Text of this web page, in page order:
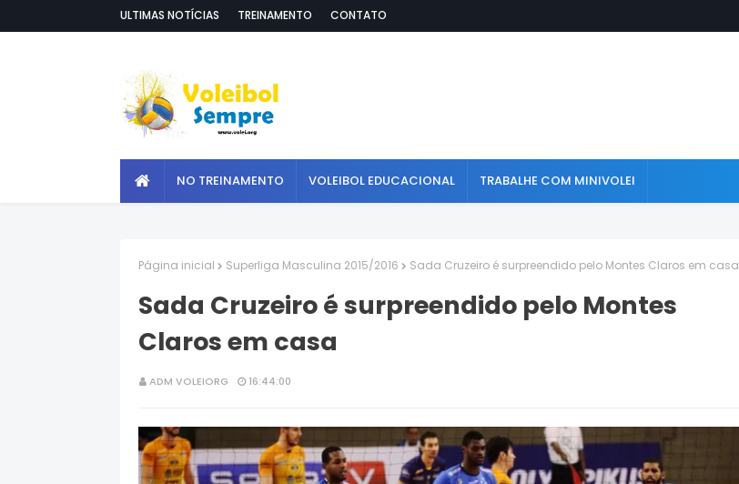
ULTIMAS NOTÍCIAS TREINAMENTO CONTATO
NO TREINAMENTO VOLEIBOL EDUCACIONAL TRABALHE COM MINIVOLEI
Página inicial Superliga Masculina 2015/2016 Sada Cruzeiro é surpreendido pelo Montes Claros em casa
Sada Cruzeiro é surpreendido pelo Montes
Claros em casa
ADM VOLEIORG 16:44:00